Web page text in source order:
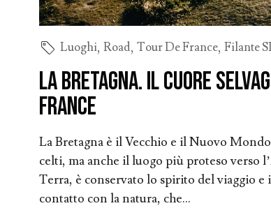
Luoghi,Road,Tour De France,Filante
La Bretagna. Il cuore
France
La Bretagna è il Vecchio e il Nuovo
celti, ma anche il luogo più proteso verso
Terra, è conservato lo spirito del viaggio
contatto con la natura, che...